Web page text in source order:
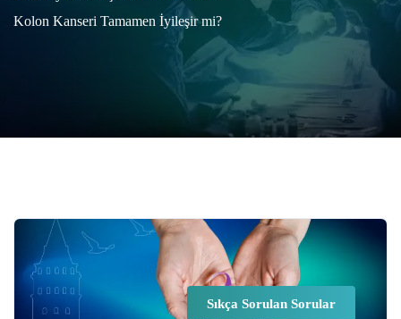
Kolon Kanseri Tamamen İyileşir mi?
Sıkça Sorulan Sorular